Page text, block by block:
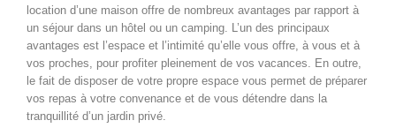
location d’une maison offre de nombreux avantages par rapport à
un séjour dans un hôtel ou un camping. L’un des principaux
avantages est l’espace et l’intimité qu’elle vous offre, à vous et à
vos proches, pour profiter pleinement de vos vacances. En outre,
le fait de disposer de votre propre espace vous permet de préparer
vos repas à votre convenance et de vous détendre dans la
tranquillité d’un jardin privé.